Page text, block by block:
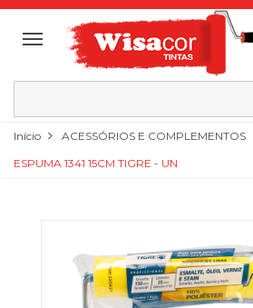
Início ACESSÓRIOS E COMPLEMENTOS
ESPUMA 1341 15CM TIGRE - UN